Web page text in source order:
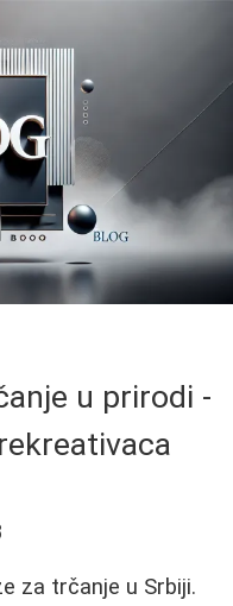
u prirodi -
za trčanje u Srbiji.